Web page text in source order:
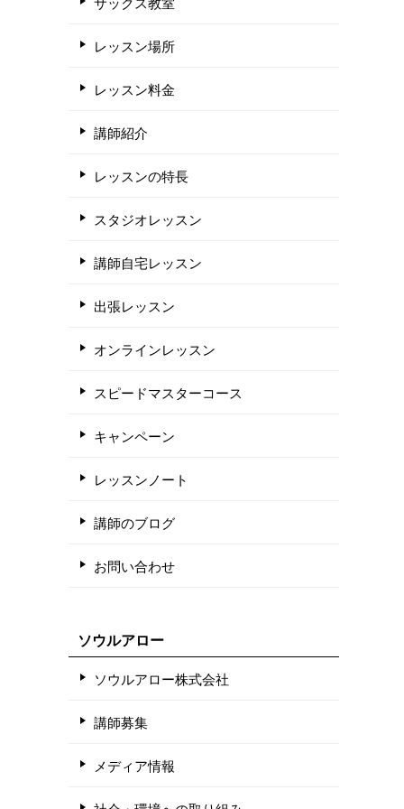
レッスン場所
レッスン料金
講師紹介
レッスンの特長
スタジオレッスン
講師自宅レッスン
出張レッスン
オンラインレッスン
スピードマスターコース
キャンペーン
レッスンノート
講師のブログ
お問い合わせ
ソウルアロー
ソウルアロー株式会社
講師募集
メディア情報